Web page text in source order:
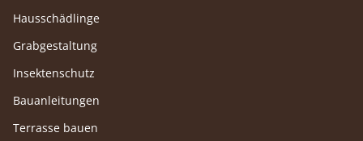
Hausschädlinge
Grabgestaltung
Insektenschutz
Bauanleitungen
Terrasse bauen